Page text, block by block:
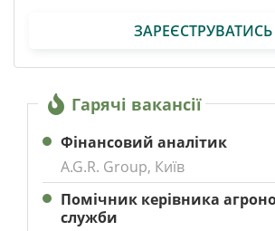
ЗАРЕЄСТРУВАТИСЬ
Гарячі вакансії
Фінансовий аналітик
A.G.R. Group, Київ
Помічник керівника
служби